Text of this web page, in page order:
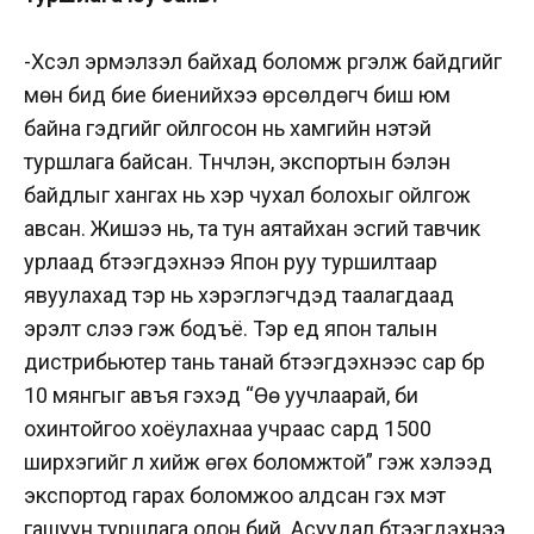
-Хүсэл эрмэлзэл байхад боломж үргэлж байдгийг
мөн бид бие биенийхээ өрсөлдөгч биш юм
байна гэдгийг ойлгосон нь хамгийн үнэтэй
туршлага байсан. Түүнчлэн, экспортын бэлэн
байдлыг хангах нь хэр чухал болохыг ойлгож
авсан. Жишээ нь, та тун аятайхан эсгий тавчик
урлаад бүтээгдэхүүнээ Япон руу туршилтаар
явуулахад тэр нь хэрэглэгчдэд таалагдаад
эрэлт үүслээ гэж бодъё. Тэр үед япон талын
дистрибьютер тань танай бүтээгдэхүүнээс сар бүр
10 мянгыг авъя гэхэд “Өө уучлаарай, би
охинтойгоо хоёулахнаа учраас сард 1500
ширхэгийг л хийж өгөх боломжтой” гэж хэлээд
экспортод гарах боломжоо алдсан гэх мэт